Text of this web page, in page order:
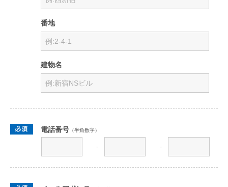
番地
建物名
電話番号 （半角数字）
- -